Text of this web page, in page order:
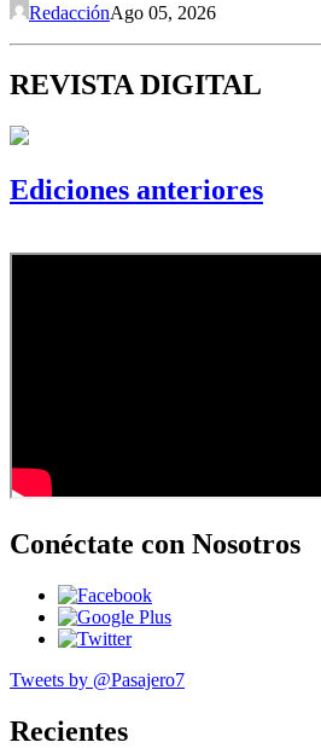
RedacciónAgo 05, 2026
REVISTA DIGITAL
Ediciones anteriores
Conéctate con Nosotros
Tweets by @Pasajero7
Recientes